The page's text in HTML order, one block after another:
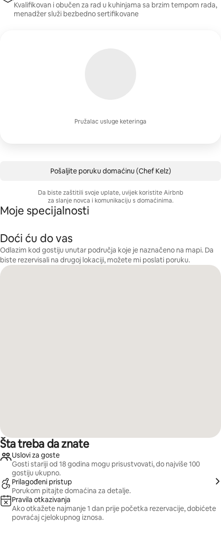
Pružalac usluge keteringa
Kvalifikovan i obučen za rad u kuhinjama sa brzim tempom rada,
menadžer služi bezbedno sertifikovane
Pošaljite poruku domaćinu (Chef Kelz)
Da biste zaštitili svoje uplate, uvijek koristite Airbnb
za slanje novca i komunikaciju s domaćinima.
Moje specijalnosti
Doći ću do vas
Odlazim kod gostiju unutar područja koje je naznačeno na mapi. Da
biste rezervisali na drugoj lokaciji, možete mi poslati poruku.
Šta treba da znate
Uslovi za goste
Gosti stariji od 18 godina mogu prisustvovati, do najviše 100
gostiju ukupno.
Prilagođeni pristup
Porukom pitajte domaćina za detalje.
Pravila otkazivanja
Ako otkažete najmanje 1 dan prije početka rezervacije, dobićete
povraćaj cjelokupnog iznosa.